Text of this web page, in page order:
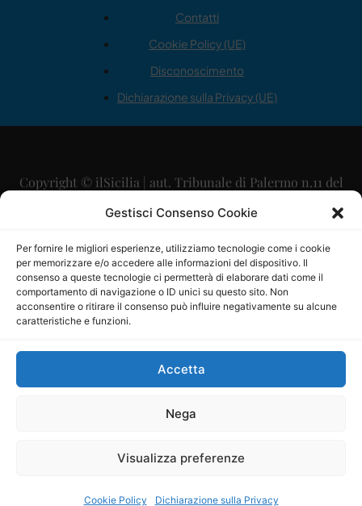
Gestisci Consenso Cookie
Per fornire le migliori esperienze, utilizziamo tecnologie come i cookie
per memorizzare e/o accedere alle informazioni del dispositivo. Il
consenso a queste tecnologie ci permetterà di elaborare dati come il
comportamento di navigazione o ID unici su questo sito. Non
acconsentire o ritirare il consenso può influire negativamente su alcune
caratteristiche e funzioni.
Accetta
Nega
Visualizza preferenze
Cookie Policy Dichiarazione sulla Privacy
Contatti
Cookie Policy (UE)
Disconoscimento
Dichiarazione sulla Privacy (UE)
Copyright © ilSicilia | aut. Tribunale di Palermo n.11 del
29/09/2015
Direttore Editoriale: Maurizio Scaglione
Direttore Responsabile: Maria Calabrese
P.IVA: 06334930820
Mercurio Comunicazione Società Cooperativa a r.l. è
iscritta al Registro degli Operatori di Comunicazione al
Sito gestito daLa Digitale srl–info@ladigitale.it